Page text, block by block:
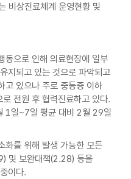
비상진료체계 운영현황 및
동으로 인해 의료현장에 일부
지되고 있는 것으로 파악되고
고 있으나 주로 중등증 이하
전원 후 협력진료하고 있다.
1일~7일 평균 대비 2월 29일
화를 위해 발생 가능한 모든
및 보완대책(2.28) 등을
이다.